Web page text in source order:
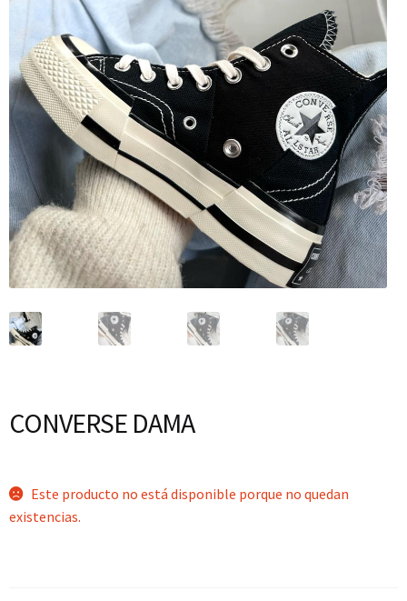
CONVERSE DAMA
Este producto no está disponible porque no quedan
existencias.